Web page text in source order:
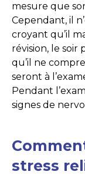
mesure que
Cependant, il
croyant qu’il
révision, le soir
qu’il ne
seront à
Pendant
signes de
stress